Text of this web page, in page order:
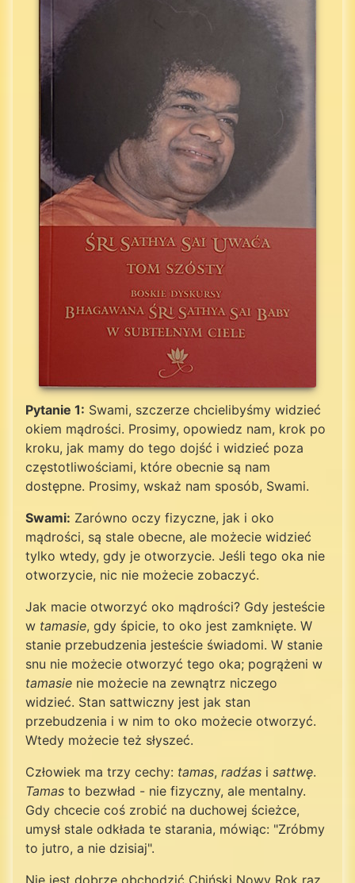
Pytanie 1: Swami, szczerze chcielibyśmy widzieć
okiem mądrości. Prosimy, opowiedz nam, krok po
kroku, jak mamy do tego dojść i widzieć poza
częstotliwościami, które obecnie są nam
dostępne. Prosimy, wskaż nam sposób, Swami.
Swami: Zarówno oczy fizyczne, jak i oko
mądrości, są stale obecne, ale możecie widzieć
tylko wtedy, gdy je otworzycie. Jeśli tego oka nie
otworzycie, nic nie możecie zobaczyć.
Jak macie otworzyć oko mądrości? Gdy jesteście
w tamasie, gdy śpicie, to oko jest zamknięte. W
stanie przebudzenia jesteście świadomi. W stanie
snu nie możecie otworzyć tego oka; pogrążeni w
tamasie nie możecie na zewnątrz niczego
widzieć. Stan sattwiczny jest jak stan
przebudzenia i w nim to oko możecie otworzyć.
Wtedy możecie też słyszeć.
Człowiek ma trzy cechy: tamas, radźas i sattwę.
Tamas to bezwład - nie fizyczny, ale mentalny.
Gdy chcecie coś zrobić na duchowej ścieżce,
umysł stale odkłada te starania, mówiąc: "Zróbmy
to jutro, a nie dzisiaj".
Nie jest dobrze obchodzić Chiński Nowy Rok raz